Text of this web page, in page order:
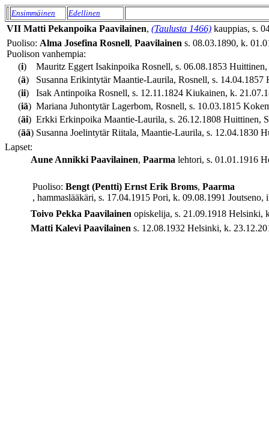
Ensimmäinen Edellinen
VII Matti Pekanpoika Paavilainen, (Taulusta 1466) kauppias, s.
Puoliso: Alma Josefina Rosnell, Paavilainen s. 08.03.1890, k.
Puolison vanhempia:
(i)
Mauritz Eggert Isakinpoika Rosnell, s. 06.08.1853
(ä)
Susanna Erikintytär Maantie-Laurila, Rosnell, s.
(ii)
Isak Antinpoika Rosnell, s. 12.11.1824 Kiukainen, k.
(iä) Mariana Juhontytär Lagerbom, Rosnell, s. 10.03.1815
(äi) Erkki Erkinpoika Maantie-Laurila, s. 26.12.1808 Huittinen,
(ää) Susanna Joelintytär Riitala, Maantie-Laurila, s. 12.04.1830
Lapset:
Aune Annikki Paavilainen, Paarma lehtori, s. 01.01.1916
Puoliso: Bengt (Pentti) Ernst Erik Broms, Paarma
, hammaslääkäri, s. 17.04.1915 Pori, k. 09.08.1991 Joutseno,
Toivo Pekka Paavilainen opiskelija, s. 21.09.1918 Helsinki,
Matti Kalevi Paavilainen s. 12.08.1932 Helsinki, k.